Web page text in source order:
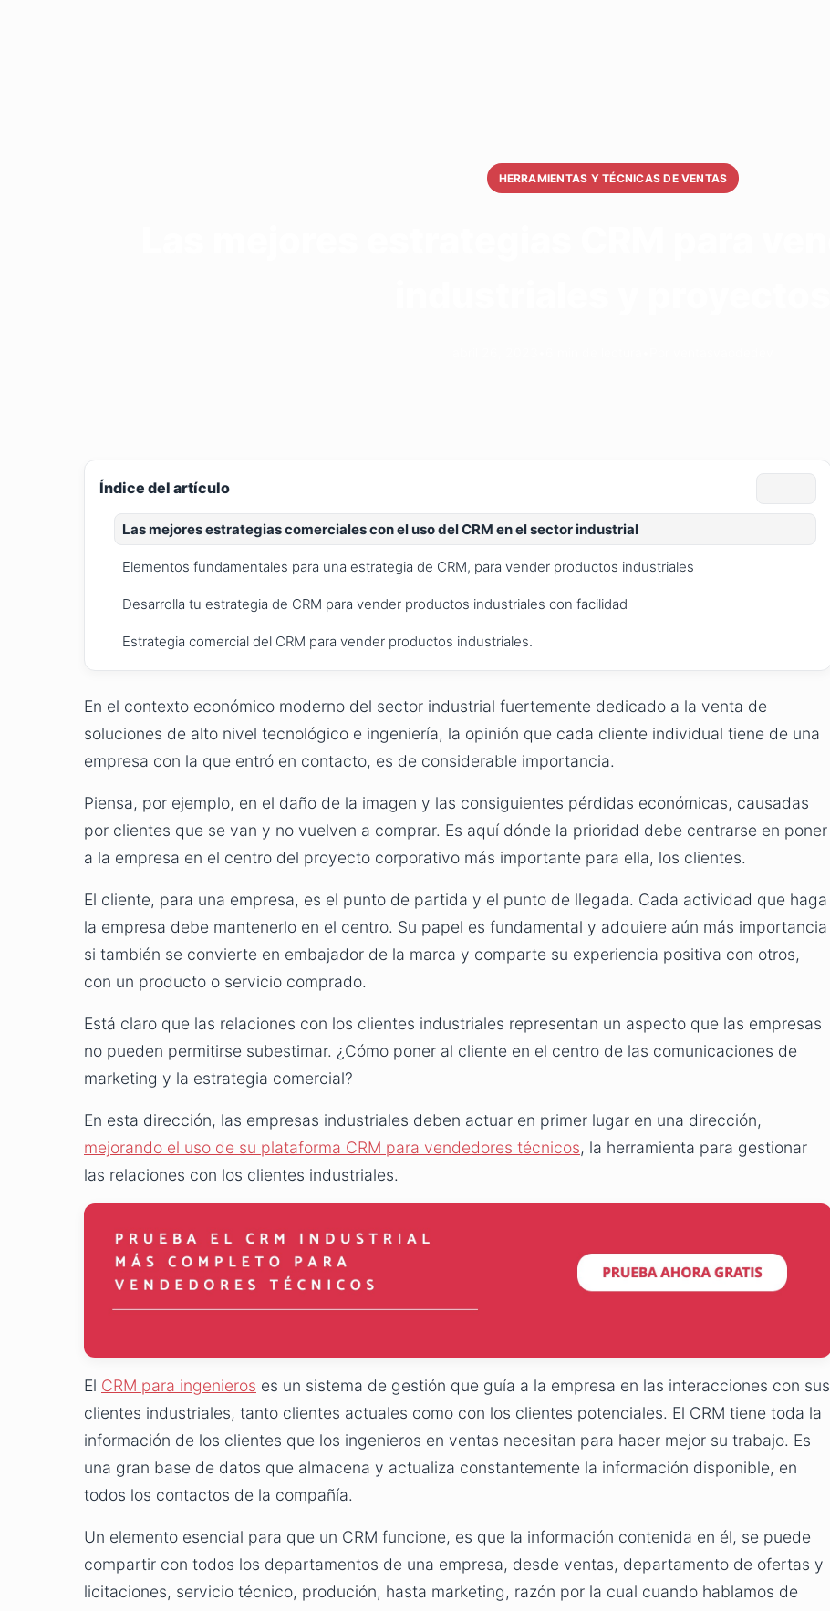
HERRAMIENTAS Y TÉCNICAS DE VENTAS
Índice del artículo
Las mejores estrategias comerciales con el uso del CRM en el sector industrial
Elementos fundamentales para una estrategia de CRM, para vender productos industriales
Desarrolla tu estrategia de CRM para vender productos industriales con facilidad
Estrategia comercial del CRM para vender productos industriales.
En el contexto económico moderno del sector industrial fuertemente dedicado a la venta de
soluciones de alto nivel tecnológico e ingeniería, la opinión que cada cliente individual tiene de una
empresa con la que entró en contacto, es de considerable importancia.
Piensa, por ejemplo, en el daño de la imagen y las consiguientes pérdidas económicas, causadas
por clientes que se van y no vuelven a comprar. Es aquí dónde la prioridad debe centrarse en poner
a la empresa en el centro del proyecto corporativo más importante para ella, los clientes.
El cliente, para una empresa, es el punto de partida y el punto de llegada. Cada actividad que haga
la empresa debe mantenerlo en el centro. Su papel es fundamental y adquiere aún más importancia
si también se convierte en embajador de la marca y comparte su experiencia positiva con otros,
con un producto o servicio comprado.
Está claro que las relaciones con los clientes industriales representan un aspecto que las empresas
no pueden permitirse subestimar. ¿Cómo poner al cliente en el centro de las comunicaciones de
marketing y la estrategia comercial?
En esta dirección, las empresas industriales deben actuar en primer lugar en una dirección,
mejorando el uso de su plataforma CRM para vendedores técnicos, la herramienta para gestionar
las relaciones con los clientes industriales.
El CRM para ingenieros es un sistema de gestión que guía a la empresa en las interacciones con sus
clientes industriales, tanto clientes actuales como con los clientes potenciales. El CRM tiene toda la
información de los clientes que los ingenieros en ventas necesitan para hacer mejor su trabajo. Es
una gran base de datos que almacena y actualiza constantemente la información disponible, en
todos los contactos de la compañía.
Un elemento esencial para que un CRM funcione, es que la información contenida en él, se puede
compartir con todos los departamentos de una empresa, desde ventas, departamento de ofertas y
licitaciones, servicio técnico, produción, hasta marketing, razón por la cual cuando hablamos de